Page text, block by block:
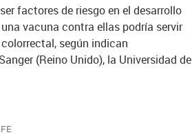
factores de riesgo en el desarrollo
vacuna contra ellas podría servir
según indican
(Reino Unido), la Universidad de